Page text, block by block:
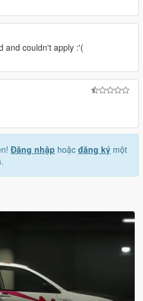
and couldn't apply :'(
Đăng nhập hoặc đăng ký một